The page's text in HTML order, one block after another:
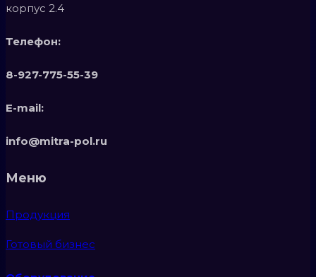
корпус 2.4
Телефон:
8-927-775-55-39
E-mail:
info@mitra-pol.ru
Меню
Продукция
Готовый бизнес